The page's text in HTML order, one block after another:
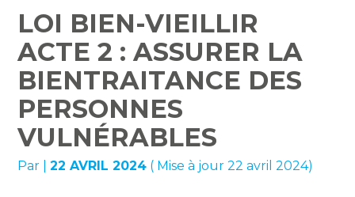
LOI BIEN-VIEILLIR
ACTE 2 : ASSURER LA
BIENTRAITANCE DES
PERSONNES
VULNÉRABLES
Par |22 AVRIL 2024 ( Mise à jour 22 avril 2024)